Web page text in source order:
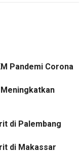
Pandemi Corona
di Palembang
di Makassar